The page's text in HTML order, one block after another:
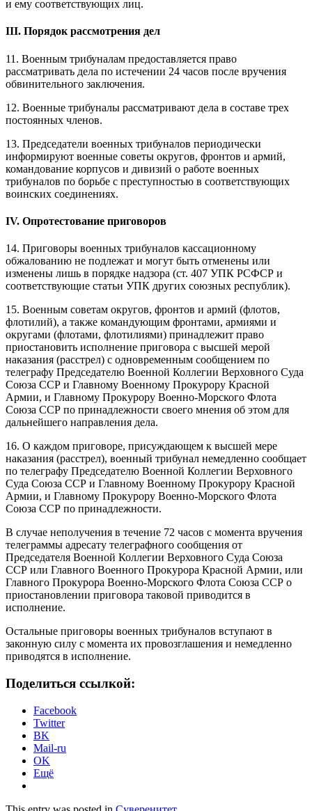
и ему соответствующих лиц.
III. Порядок рассмотрения дел
11. Военным трибуналам предоставляется право
рассматривать дела по истечении 24 часов после вручения
обвинительного заключения.
12. Военные трибуналы рассматривают дела в составе трех
постоянных членов.
13. Председатели военных трибуналов периодически
информируют военные советы округов, фронтов и армий,
командование корпусов и дивизий о работе военных
трибуналов по борьбе с преступностью в соответствующих
воинских соединениях.
IV. Опротестование приговоров
14. Приговоры военных трибуналов кассационному
обжалованию не подлежат и могут быть отменены или
изменены лишь в порядке надзора (ст. 407 УПК РСФСР и
соответствующие статьи УПК других союзных республик).
15. Военным советам округов, фронтов и армий (флотов,
флотилий), а также командующим фронтами, армиями и
округами (флотами, флотилиями) принадлежит право
приостановить исполнение приговора с высшей мерой
наказания (расстрел) с одновременным сообщением по
телеграфу Председателю Военной Коллегии Верховного Суда
Союза ССР и Главному Военному Прокурору Красной
Армии, и Главному Прокурору Военно-Морского Флота
Союза ССР по принадлежности своего мнения об этом для
дальнейшего направления дела.
16. О каждом приговоре, присуждающем к высшей мере
наказания (расстрел), военный трибунал немедленно сообщает
по телеграфу Председателю Военной Коллегии Верховного
Суда Союза ССР и Главному Военному Прокурору Красной
Армии, и Главному Прокурору Военно-Морского Флота
Союза ССР по принадлежности.
В случае неполучения в течение 72 часов с момента вручения
телеграммы адресату телеграфного сообщения от
Председателя Военной Коллегии Верховного Суда Союза
ССР или Главного Военного Прокурора Красной Армии, или
Главного Прокурора Военно-Морского Флота Союза ССР о
приостановлении приговора таковой приводится в
исполнение.
Остальные приговоры военных трибуналов вступают в
законную силу с момента их провозглашения и немедленно
приводятся в исполнение.
Поделиться ссылкой:
Facebook
Twitter
BK
Mail-ru
OK
Ещё